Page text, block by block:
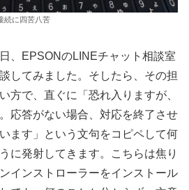
続に四苦八苦
、EPSONのLINEチャット相談室
してみました。そしたら、その担
方で、直ぐに「恐れ入りますが、
応答がない場合、対応を終了させ
ます」という文句をコピペして何
に発射してきます。こちらは焦り
インストローラーをインストール